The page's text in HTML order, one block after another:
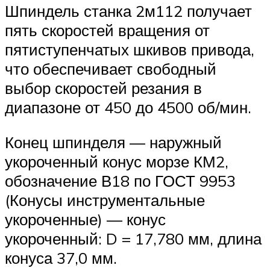
Шпиндель станка 2м112 получает
пять скоростей вращения от
пятиступенчатых шкивов привода,
что обеспечивает свободный
выбор скоростей резания в
диапазоне от 450 до 4500 об/мин.
Конец шпинделя — наружный
укороченный конус морзе КМ2,
обозначение В18 по ГОСТ 9953
(Конусы инструментальные
укороченные) — конус
укороченный: D = 17,780 мм, длина
конуса 37,0 мм.